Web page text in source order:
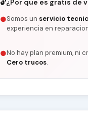
🔓¿Por que es gratis de
●Somos un servicio
experiencia en
●No hay plan premium, ni
Cero trucos.